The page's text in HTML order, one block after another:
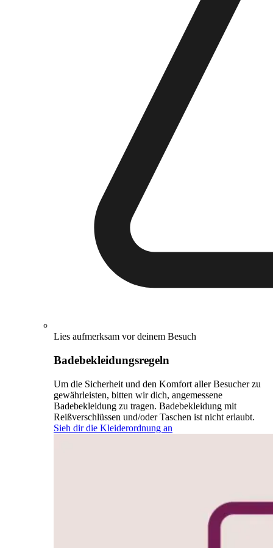
Lies aufmerksam vor deinem Besuch
Badebekleidungsregeln
Um die Sicherheit und den Komfort aller Besucher zu
gewährleisten, bitten wir dich, angemessene
Badebekleidung zu tragen. Badebekleidung mit
Reißverschlüssen und/oder Taschen ist nicht erlaubt.
Sieh dir die Kleiderordnung an